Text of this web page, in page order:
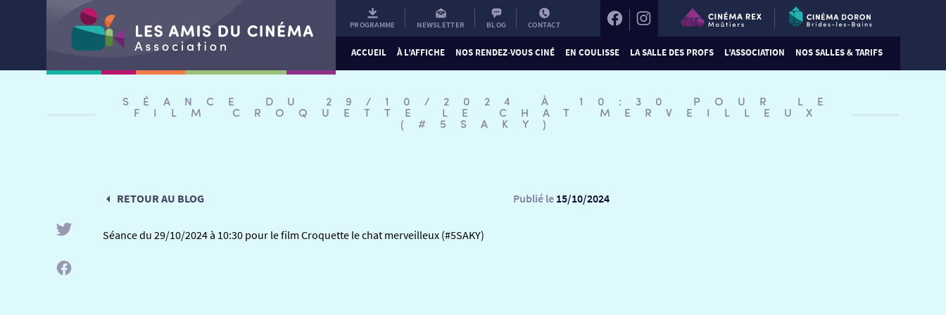
PROGRAMME NEWSLETTER BLOG CONTACT
ACCUEIL À L’AFFICHE NOS RENDEZ-VOUS CINÉ EN COULISSE LA SALLE DES PROFS L’ASSOCIATION NOS SALLES & TARIFS
SÉANCE DU 29/10/2024 À 10:30 POUR LE
FILM CROQUETTE LE CHAT MERVEILLEUX
(#5SAKY)
RETOUR AU BLOG Publié le 15/10/2024
Séance du 29/10/2024 à 10:30 pour le film Croquette le chat merveilleux (#5SAKY)